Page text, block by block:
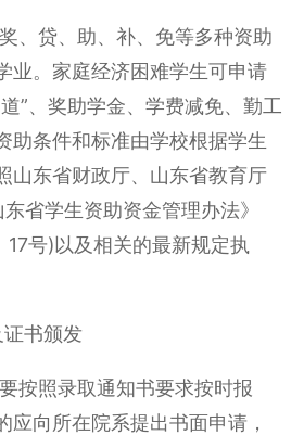
、贷、助、补、免等多种资助
业。家庭经济困难学生可申请
”、奖助学金、学费减免、勤工
助条件和标准由学校根据学生
山东省财政厅、山东省教育厅
省学生资助资金管理办法》
号)以及相关的最新规定执
书颁发
按照录取通知书要求按时报
应向所在院系提出书面申请，